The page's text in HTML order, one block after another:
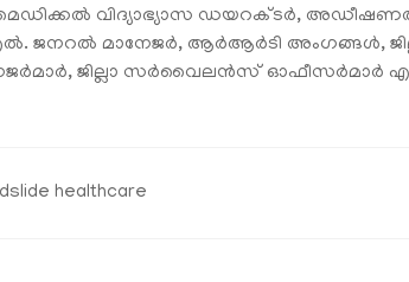
വിദ്യാഭ്യാസ ഡയറക്ടർ,
ജനറൽ മാനേജർ, ആർആർടി അംഗങ്ങൾ,
ജില്ലാ സർവൈലൻസ് ഓഫീസർമാർ
healthcare